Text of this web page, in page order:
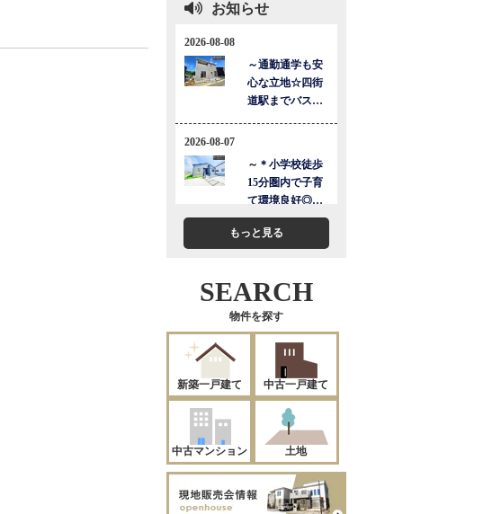
お知らせ
もっと見る
SEARCH
物件を探す
新築一戸建て 中古一戸建て
中古マンション 土地